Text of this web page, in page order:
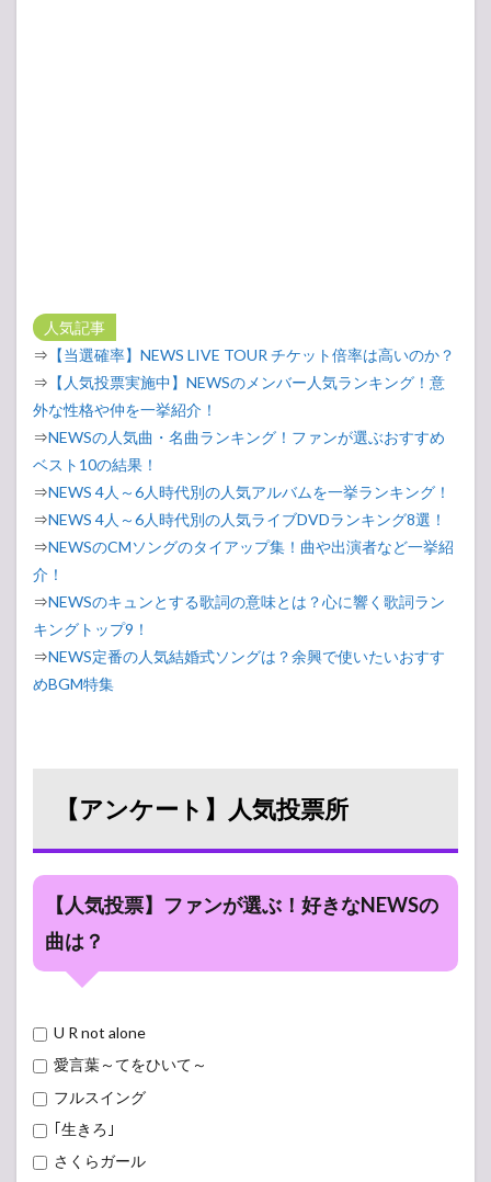
⇒【当選確率】NEWS LIVE TOUR チケット倍率は高いのか？
⇒ 【人気投票実施中】NEWSのメンバー人気ランキング！意
外な性格や仲を一挙紹介！
⇒NEWSの人気曲・名曲ランキング！ファンが選ぶおすすめ
ベスト10の結果！
⇒NEWS 4人～6人時代別の人気アルバムを一挙ランキング！
⇒NEWS 4人～6人時代別の人気ライブDVDランキング8選！
⇒NEWSのCMソングのタイアップ集！曲や出演者など一挙紹
介！
⇒ NEWSのキュンとする歌詞の意味とは？心に響く歌詞ラン
キングトップ9！
⇒NEWS定番の人気結婚式ソングは？余興で使いたいおすす
めBGM特集
【人気投票】ファンが選ぶ！好きなNEWSの
曲は？
愛言葉～てをひいて～
フルスイング
｢生きろ｣
さくらガール
チャンカパーナ